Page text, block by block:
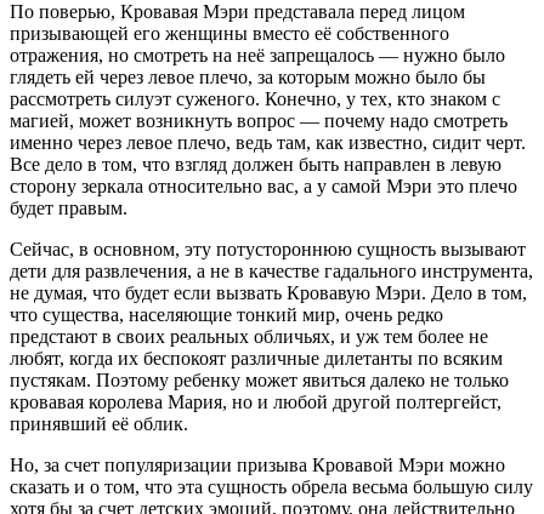
По поверью, Кровавая Мэри представала перед лицом
призывающей его женщины вместо её собственного
отражения, но смотреть на неё запрещалось — нужно было
глядеть ей через левое плечо, за которым можно было бы
рассмотреть силуэт суженого. Конечно, у тех, кто знаком с
магией, может возникнуть вопрос — почему надо смотреть
именно через левое плечо, ведь там, как известно, сидит черт.
Все дело в том, что взгляд должен быть направлен в левую
сторону зеркала относительно вас, а у самой Мэри это плечо
будет правым.
Сейчас, в основном, эту потустороннюю сущность вызывают
дети для развлечения, а не в качестве гадального инструмента,
не думая, что будет если вызвать Кровавую Мэри. Дело в том,
что существа, населяющие тонкий мир, очень редко
предстают в своих реальных обличьях, и уж тем более не
любят, когда их беспокоят различные дилетанты по всяким
пустякам. Поэтому ребенку может явиться далеко не только
кровавая королева Мария, но и любой другой полтергейст,
принявший её облик.
Но, за счет популяризации призыва Кровавой Мэри можно
сказать и о том, что эта сущность обрела весьма большую силу
хотя бы за счет детских эмоций, поэтому, она действительно